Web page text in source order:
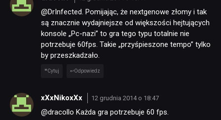
@DrInfected. Pomijając, że nextgenowe złomy i tak
są znacznie wydajniejsze od większości hejtujących
konsole „Pc-nazi” to gra tego typu totalnie nie
potrzebuje 60fps. Takie „przyśpieszone tempo” tylko
by przeszkadzało.
Cytuj Odpowiedz
xXxNikoxXx 12 grudnia 2014 o 18:47
@dracollo Każda gra potrzebuje 60 fps.